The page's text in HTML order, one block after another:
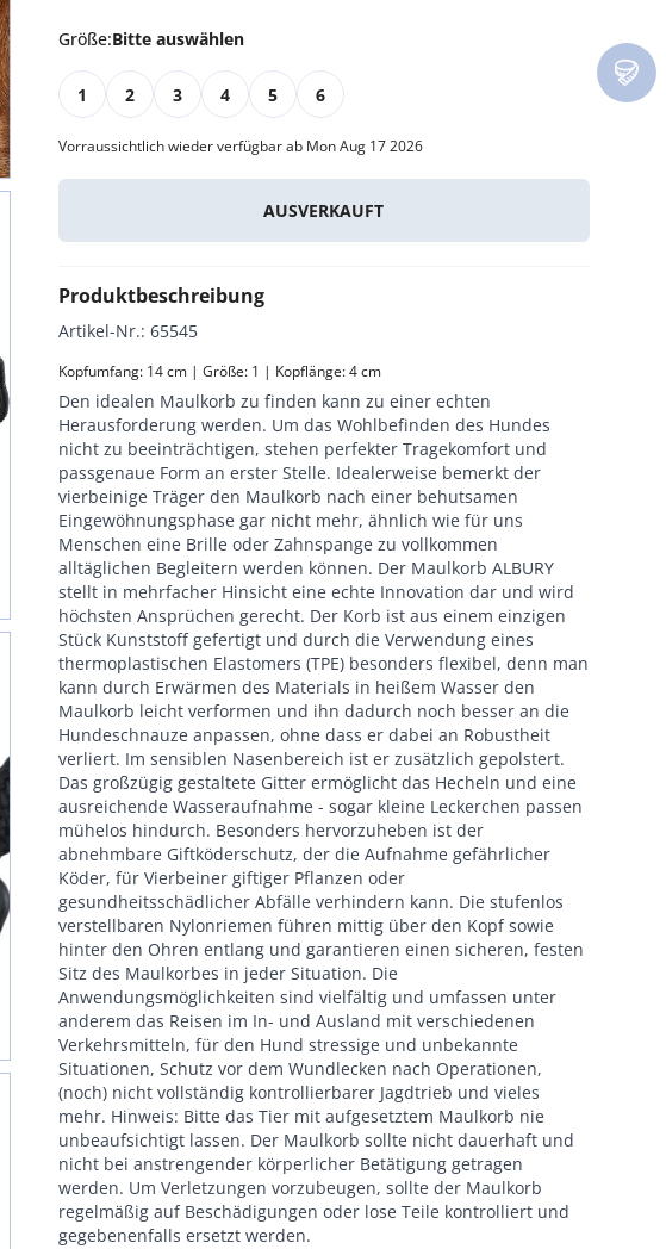
Alle Katzenmöbel
Alle Serien
Größe:Bitte auswählen
1 2 3 4 5 6
Vorraussichtlich wieder verfügbar ab Mon Aug 17 2026
AUSVERKAUFT
Produktbeschreibung
Artikel-Nr.: 65545
Kopfumfang: 14 cm | Größe: 1 | Kopflänge: 4 cm
Den idealen Maulkorb zu finden kann zu einer echten
Herausforderung werden. Um das Wohlbefinden des Hundes
nicht zu beeinträchtigen, stehen perfekter Tragekomfort und
passgenaue Form an erster Stelle. Idealerweise bemerkt der
vierbeinige Träger den Maulkorb nach einer behutsamen
Eingewöhnungsphase gar nicht mehr, ähnlich wie für uns
Menschen eine Brille oder Zahnspange zu vollkommen
alltäglichen Begleitern werden können. Der Maulkorb ALBURY
stellt in mehrfacher Hinsicht eine echte Innovation dar und wird
höchsten Ansprüchen gerecht. Der Korb ist aus einem einzigen
Stück Kunststoff gefertigt und durch die Verwendung eines
thermoplastischen Elastomers (TPE) besonders flexibel, denn man
kann durch Erwärmen des Materials in heißem Wasser den
Maulkorb leicht verformen und ihn dadurch noch besser an die
Hundeschnauze anpassen, ohne dass er dabei an Robustheit
verliert. Im sensiblen Nasenbereich ist er zusätzlich gepolstert.
Das großzügig gestaltete Gitter ermöglicht das Hecheln und eine
ausreichende Wasseraufnahme - sogar kleine Leckerchen passen
mühelos hindurch. Besonders hervorzuheben ist der
abnehmbare Giftköderschutz, der die Aufnahme gefährlicher
Köder, für Vierbeiner giftiger Pflanzen oder
gesundheitsschädlicher Abfälle verhindern kann. Die stufenlos
verstellbaren Nylonriemen führen mittig über den Kopf sowie
hinter den Ohren entlang und garantieren einen sicheren, festen
Sitz des Maulkorbes in jeder Situation. Die
Anwendungsmöglichkeiten sind vielfältig und umfassen unter
anderem das Reisen im In- und Ausland mit verschiedenen
Verkehrsmitteln, für den Hund stressige und unbekannte
Situationen, Schutz vor dem Wundlecken nach Operationen,
(noch) nicht vollständig kontrollierbarer Jagdtrieb und vieles
mehr. Hinweis: Bitte das Tier mit aufgesetztem Maulkorb nie
unbeaufsichtigt lassen. Der Maulkorb sollte nicht dauerhaft und
nicht bei anstrengender körperlicher Betätigung getragen
werden. Um Verletzungen vorzubeugen, sollte der Maulkorb
regelmäßig auf Beschädigungen oder lose Teile kontrolliert und
gegebenenfalls ersetzt werden.